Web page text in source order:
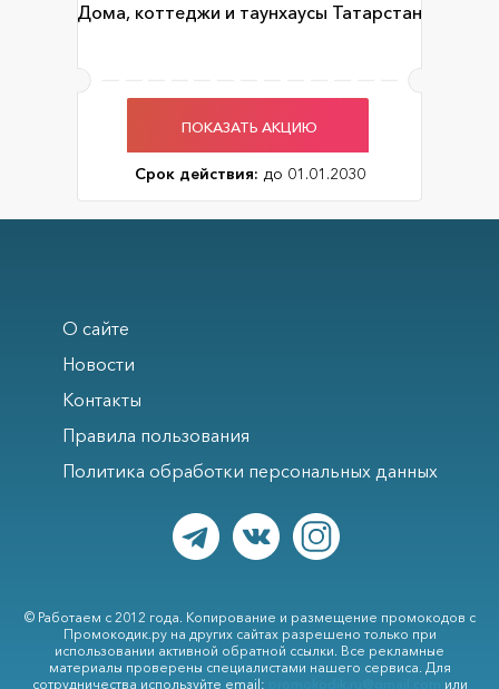
Дома, коттеджи и таунхаусы Татарстан
ПОКАЗАТЬ АКЦИЮ
Срок действия: до 01.01.2030
О сайте
Новости
Контакты
Правила пользования
Политика обработки персональных данных
© Работаем с 2012 года. Копирование и размещение промокодов с
Промокодик.ру на других сайтах разрешено только при
использовании активной обратной ссылки. Все рекламные
материалы проверены специалистами нашего сервиса. Для
сотрудничества используйте email:
или